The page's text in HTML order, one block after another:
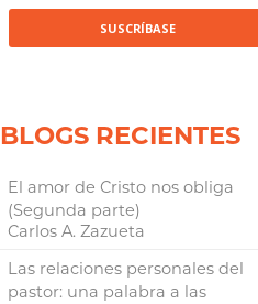
BLOGS RECIENTES
El amor de Cristo nos obliga
(Segunda parte)
Carlos A. Zazueta
Las relaciones personales del
pastor: una palabra a las